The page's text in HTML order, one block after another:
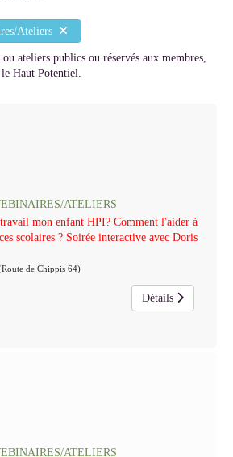
Ateliers
ateliers publics ou réservés aux membres,
Haut Potentiel.
ATELIERS
mon enfant HPI? Comment l'aider à
scolaires ? Soirée interactive avec Doris
de Chippis 64)
Détails
ATELIERS